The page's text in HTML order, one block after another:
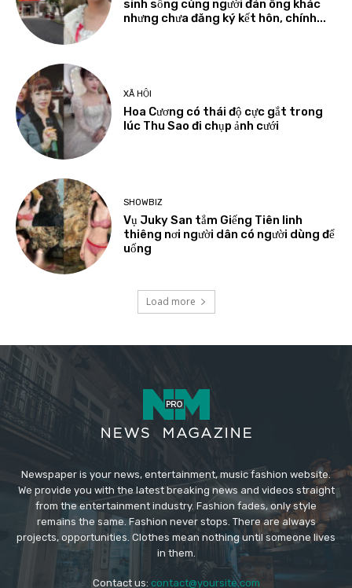
sinh sống cùng người đàn ông khác
nhưng chưa đăng ký kết hôn, chính...
XÃ HỘI
Hoa Cương có thái độ cực gắt trong
lúc Thu Sao đi chụp ảnh cưới
SHOWBIZ
Vụ Juky San tắm Giếng Tiên linh
thiêng nơi người dân có người dùng để
uống
Load more
Newspaper is your news, entertainment, music fashion website.
We provide you with the latest breaking news and videos straight
from the entertainment industry. Fashion fades, only style
remains the same. Fashion never stops. There are always
projects, opportunities. Clothes mean nothing until someone lives
in them.
Contact us: contact@yoursite.com